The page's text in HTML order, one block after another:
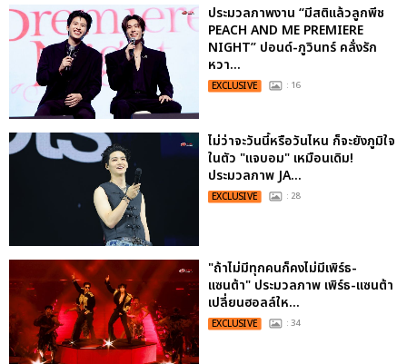
ประมวลภาพงาน “มีสติแล้วลูกพีช
PEACH AND ME PREMIERE
NIGHT” ปอนด์-ภูวินทร์ คลั่งรัก
หวา...
EXCLUSIVE : 16
ไม่ว่าจะวันนี้หรือวันไหน ก็จะยังภูมิใจ
ในตัว "แจบอม" เหมือนเดิม!
ประมวลภาพ JA...
EXCLUSIVE : 28
"ถ้าไม่มีทุกคนก็คงไม่มีเพิร์ธ-
แซนต้า" ประมวลภาพ เพิร์ธ-แซนต้า
เปลี่ยนฮอลล์ให...
EXCLUSIVE : 34